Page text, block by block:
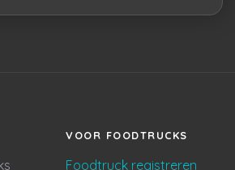
VOOR FOODTRUCKS
Foodtruck registreren